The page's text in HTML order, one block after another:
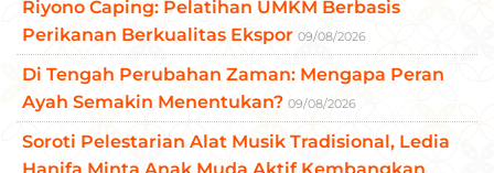
Riyono Caping: Pelatihan UMKM Berbasis
Perikanan Berkualitas Ekspor 09/08/2026
Di Tengah Perubahan Zaman: Mengapa Peran
Ayah Semakin Menentukan? 09/08/2026
Soroti Pelestarian Alat Musik Tradisional, Ledia